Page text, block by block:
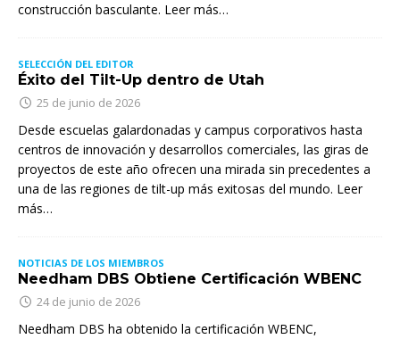
construcción basculante. Leer más…
SELECCIÓN DEL EDITOR
Éxito del Tilt-Up dentro de Utah
25 de junio de 2026
Desde escuelas galardonadas y campus corporativos hasta
centros de innovación y desarrollos comerciales, las giras de
proyectos de este año ofrecen una mirada sin precedentes a
una de las regiones de tilt-up más exitosas del mundo. Leer
más…
NOTICIAS DE LOS MIEMBROS
Needham DBS Obtiene Certificación WBENC
24 de junio de 2026
Needham DBS ha obtenido la certificación WBENC,